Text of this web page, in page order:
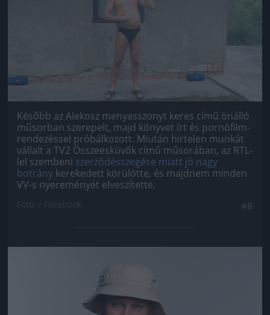
Később az Alekosz menyasszonyt keres című önálló
műsorban szerepelt, majd könyvet írt és pornófilm-
rendezéssel próbálkozott. Miután hirtelen munkát
vállalt a TV2 Összeesküvők című műsorában, az RTL-
lel szembeni szerződésszegése miatt jó nagy
botrány kerekedett körülötte, és majdnem minden
VV-s nyereményét elveszítette.